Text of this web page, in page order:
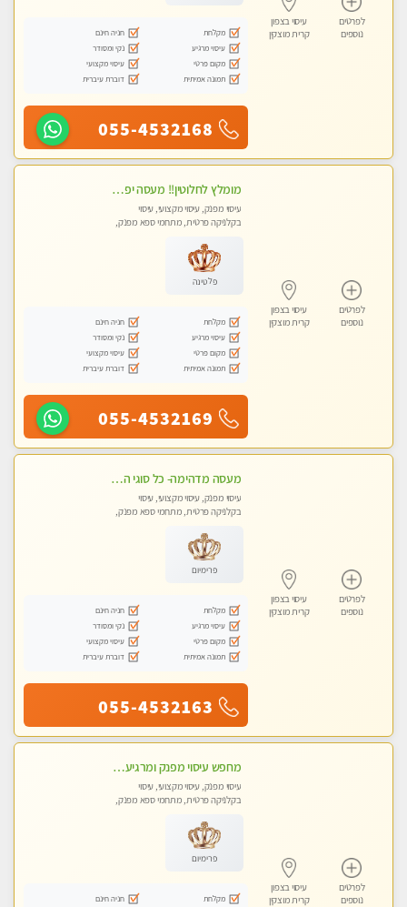
לפרטים
נוספים
עיסוי בצפון
קרית מוצקין
מקלחת
חניה חינם
עיסוי מרגיע
נקי ומסודר
מקום פרטי
עיסוי מקצועי
תמונה אמיתית
דוברת עיברית
055-4532168
לפרטים
נוספים
עיסוי בצפון
קרית מוצקין
מומלץ לחלוטין!! מעסה יפה איכותית מקצועית ומפנקת מאוד.פרטי.מומלץ בחום.
עיסוי מפנק, עיסוי מקצועי, עיסוי
בקלניקה פרטית, מתחמי ספא מפנק,
פלטינה
מקלחת
חניה חינם
עיסוי מרגיע
נקי ומסודר
מקום פרטי
עיסוי מקצועי
תמונה אמיתית
דוברת עיברית
055-4532169
לפרטים
נוספים
עיסוי בצפון
קרית מוצקין
מעסה מדהימה- כל סוגי העיסויים מעסה מקצועית ואיכותית פרטי!!! לחוויה בלתי נשכחת!!
עיסוי מפנק, עיסוי מקצועי, עיסוי
בקלניקה פרטית, מתחמי ספא מפנק,
פרימיום
מקלחת
חניה חינם
עיסוי מרגיע
נקי ומסודר
מקום פרטי
עיסוי מקצועי
תמונה אמיתית
דוברת עיברית
055-4532163
לפרטים
נוספים
עיסוי בצפון
קרית מוצקין
מחפש עיסוי מפנק ומרגיע? בוא להכיר את הצוות המעסות החדשות שלנו. מקום מושלם !
עיסוי מפנק, עיסוי מקצועי, עיסוי
בקלניקה פרטית, מתחמי ספא מפנק,
פרימיום
מקלחת
חניה חינם